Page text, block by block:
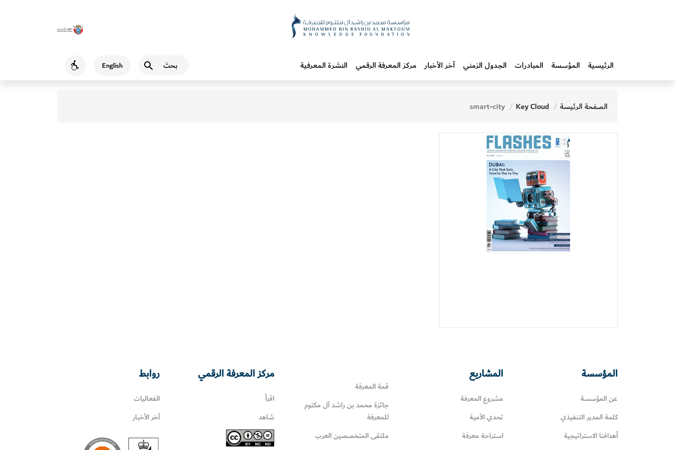
English
Accessibility الرئيسية المؤسسة المبادرات‎ الجدول الزمني آخر الأخبار مركز المعرفة الرقمي النشرة المعرفية
الصفحة الرئيسة Key Cloud
smart-city
المؤسسة
عن المؤسسة
كلمة المدير التنفيذي
أهدافنا الاستراتيجية
المشاريع
مشروع المعرفة
تحدي الأمية
استراحة معرفة
قمة المعرفة
جائزة محمد بن راشد آل مكتوم
للمعرفة
ملتقى المتخصصين العرب
مركز المعرفة الرقمي
اقرأ
شاهد
روابط
الفعاليات
آخر الأخبار